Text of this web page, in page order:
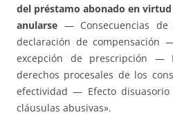
del préstamo abonado en
anularse — Consecuencias
declaración de compensación
excepción de prescripción —
derechos procesales de los
efectividad — Efecto
cláusulas abusivas».